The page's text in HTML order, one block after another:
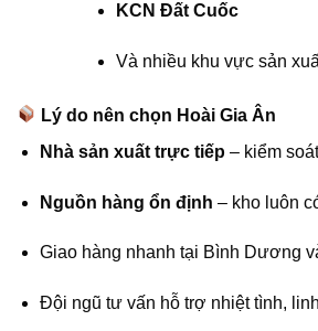
KCN Đất Cuốc
Và nhiều khu vực sản
Lý do nên chọn Hoài Gia Ân
Nhà sản xuất trực tiếp– kiểm
Nguồn hàng ổn định – kho luôn
Giao hàng nhanh tại Bình Dương
Đội ngũ tư vấn hỗ trợ nhiệt tình,